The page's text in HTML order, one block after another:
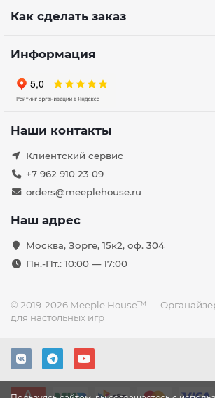
Как сделать заказ
Информация
Наши контакты
Клиентский сервис
+7 962 910 23 09
orders@meeplehouse.ru
Наш адрес
Москва, Зорге, 15к2, оф. 304
Пн.-Пт.: 10:00 — 17:00
© 2019-2026 Meeple House™ —
для настольных игр